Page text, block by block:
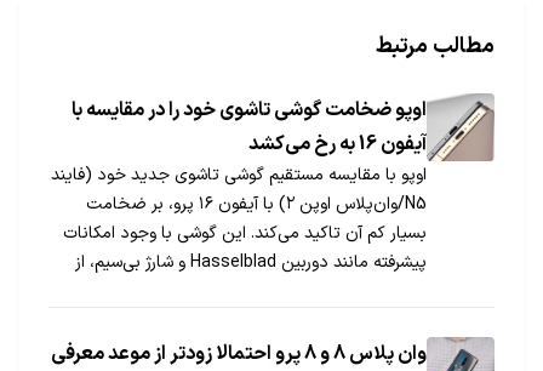
مطالب مرتبط
اوپو ضخامت گوشی تاشوی خود را در مقایسه با
آیفون 16 به رخ می‌کشد
اوپو با مقایسه مستقیم گوشی تاشوی جدید خود (فایند
N5/وان‌پلاس اوپن ۲) با آیفون ۱۶ پرو، بر ضخامت
بسیار کم آن تاکید می‌کند. این گوشی با وجود امکانات
پیشرفته مانند دوربین Hasselblad و شارژ بی‌سیم، از
وان پلاس 8 و 8 پرو احتمالا زودتر از موعد معرفی